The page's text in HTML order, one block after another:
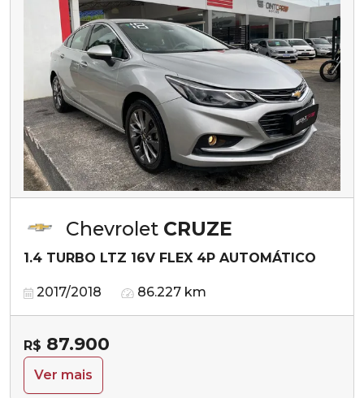
Chevrolet CRUZE
1.4 TURBO LTZ 16V FLEX 4P AUTOMÁTICO
2017/2018 86.227 km
R$ 87.900
Ver mais